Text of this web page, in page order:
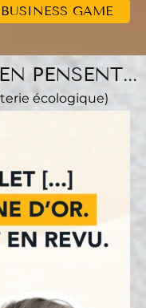
GAME
PENSENT...
écologique)